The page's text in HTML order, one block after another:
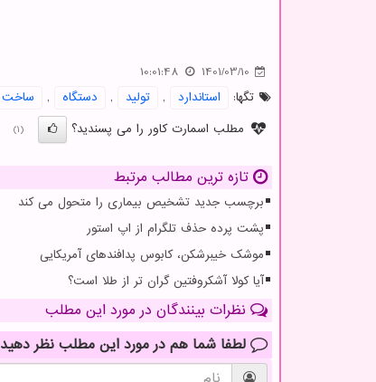
1401/03/10
10:01:48
تگها:
استاندارد , تولید , دستگاه ,
ساخت
مطلب اسمارت کاور را می پسندید؟
(1)
تازه ترین مطالب مرتبط
برچسب جدید تشخیص بیماری را متحول می کند
پشت پرده حذف تلگرام از اپ استور
موشک خیبرشکن، کابوس پدافندهای آمریکایی
آیا کولا آشکروفتین گران تر از طلا است؟
نظرات بینندگان در مورد این مطلب
لطفا شما هم در مورد این مطلب نظر دهید